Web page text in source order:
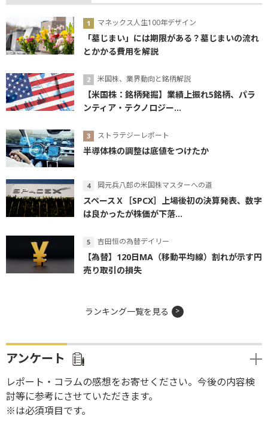
マネックス人生100年デザイン
「墓じまい」には期限がある？墓じまいの流れ
とかかる費用を解説
米国株、業界動向と銘柄解説
【米国株：銘柄発掘】業績上振れ5銘柄、パラ
ンティア・テクノロジー...
ストラテジーレポート
半導体株の調整は底値をつけたか
岡元兵八郎の米国株マスターへの道
スペースＸ［SPCX］上場後初の決算発表、数字
は良かったが株価が下落...
吉田恒の為替デイリー
【為替】120日MA（移動平均線）割れが示す円
売り取引の損失
ランキング一覧を見る
アンケート
レポート・コラムの感想をお寄せください。今後の内容検
討等に参考にさせていただきます。
※は必須項目です。